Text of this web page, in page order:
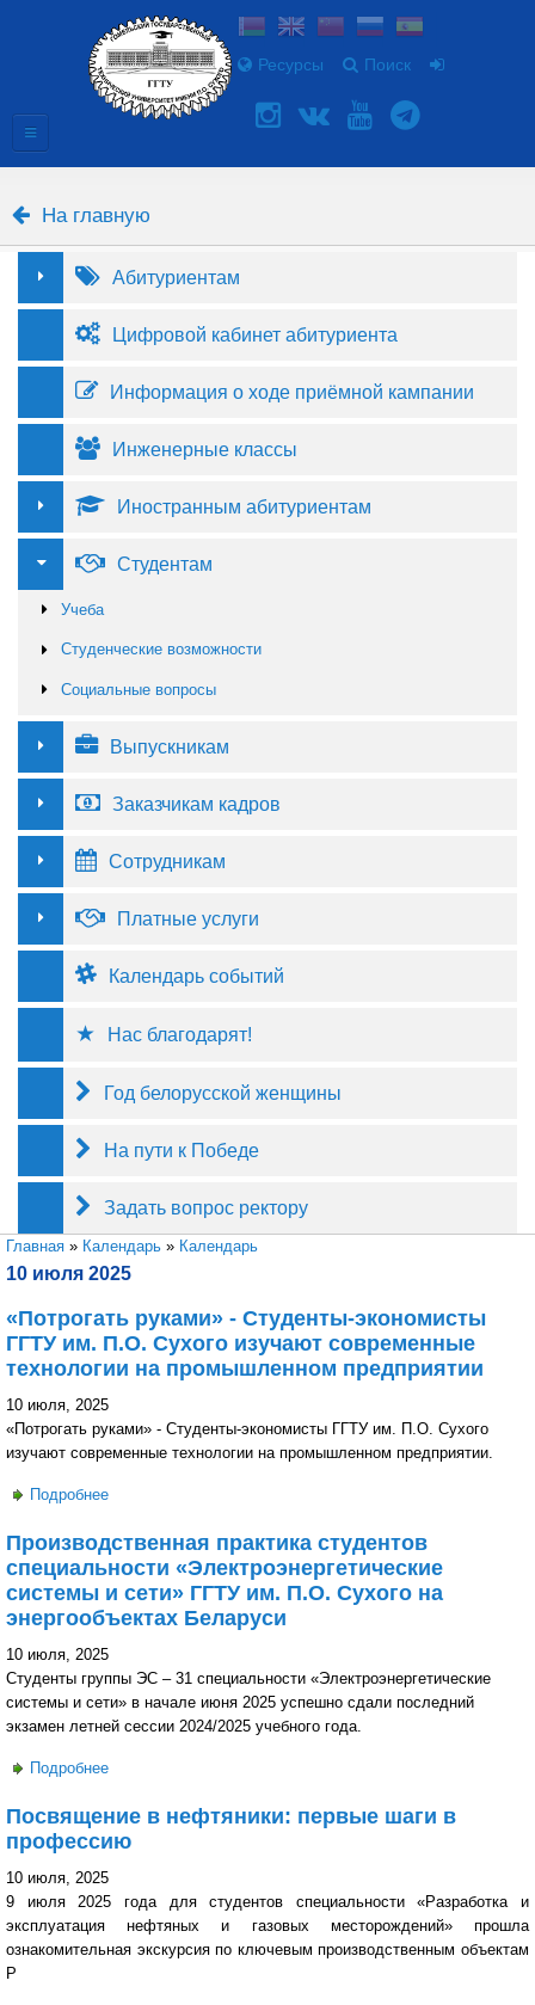
Ресурсы Поиск
На главную
Абитуриентам
Цифровой кабинет абитуриента
Информация о ходе приёмной кампании
Инженерные классы
Иностранным абитуриентам
Студентам
Учеба
Студенческие возможности
Социальные вопросы
Выпускникам
Заказчикам кадров
Сотрудникам
Платные услуги
Календарь событий
Нас благодарят!
Год белорусской женщины
На пути к Победе
Задать вопрос ректору
Вы здесь
Главная » Календарь » Календарь
10 июля 2025
«Потрогать руками» - Студенты-экономисты
ГГТУ им. П.О. Сухого изучают современные
технологии на промышленном предприятии
10 июля, 2025
«Потрогать руками» - Студенты-экономисты ГГТУ им. П.О. Сухого
изучают современные технологии на промышленном предприятии.
Подробнее
промышленном предприятии
Производственная практика студентов
специальности «Электроэнергетические
системы и сети» ГГТУ им. П.О. Сухого на
энергообъектах Беларуси
10 июля, 2025
Студенты группы ЭС – 31 специальности «Электроэнергетические
системы и сети» в начале июня 2025 успешно сдали последний
экзамен летней сессии 2024/2025 учебного года.
Подробнее
Сухого на энергообъектах Беларуси
Посвящение в нефтяники: первые шаги в
профессию
10 июля, 2025
9 июля 2025 года для студентов специальности «Разработка и
эксплуатация нефтяных и газовых месторождений» прошла
ознакомительная экскурсия по ключевым производственным объектам
Р